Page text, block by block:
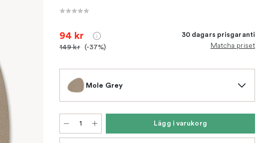
94 kr
149 kr (-37%)
30 dagars prisgaranti
Matcha priset
Mole Grey
Lägg i varukorg